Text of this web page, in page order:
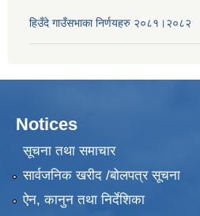
हिउँदे गाउँसभाका निर्णयहरु २०८१।२०८२
Notices
सूचना तथा समाचार
सार्वजनिक खरीद /बोलपत्र सूचना
ऐन, कानुन तथा निर्देशिका